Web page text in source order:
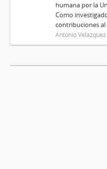
humana por la
Como
contribuciones al
Antonio Velázquez